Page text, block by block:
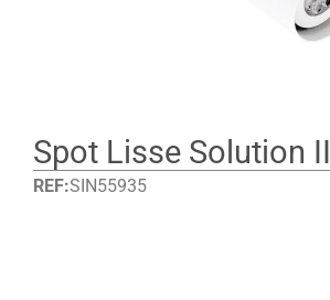
Spot Lisse Solution II
REF:SIN55935